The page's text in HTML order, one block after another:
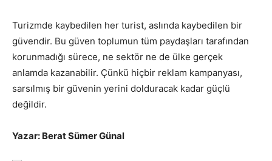
Turizmde kaybedilen her turist, aslında kaybedilen bir
güvendir. Bu güven toplumun tüm paydaşları tarafından
korunmadığı sürece, ne sektör ne de ülke gerçek
anlamda kazanabilir. Çünkü hiçbir reklam kampanyası,
sarsılmış bir güvenin yerini dolduracak kadar güçlü
değildir.
Yazar: Berat Sümer Günal